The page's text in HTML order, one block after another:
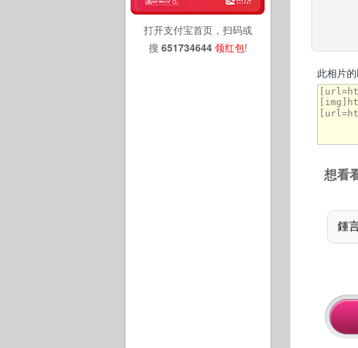
打开支付宝首页，扫码或
搜 651734644 领红包!
此相片的
想看